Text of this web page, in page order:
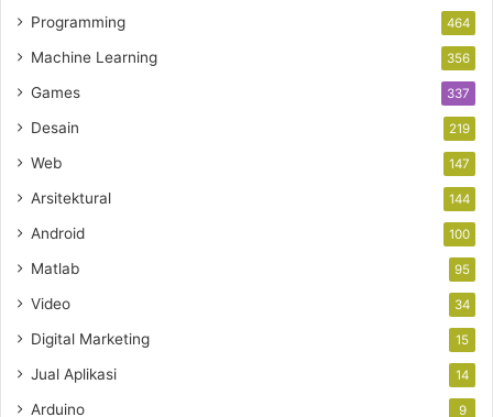
Programming 464
Machine Learning 356
Games 337
Desain 219
Web 147
Arsitektural 144
Android 100
Matlab 95
Video 34
Digital Marketing 15
Jual Aplikasi 14
Arduino 9